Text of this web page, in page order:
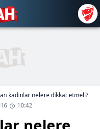
kadınlar nelere dikkat etmeli?
10:42